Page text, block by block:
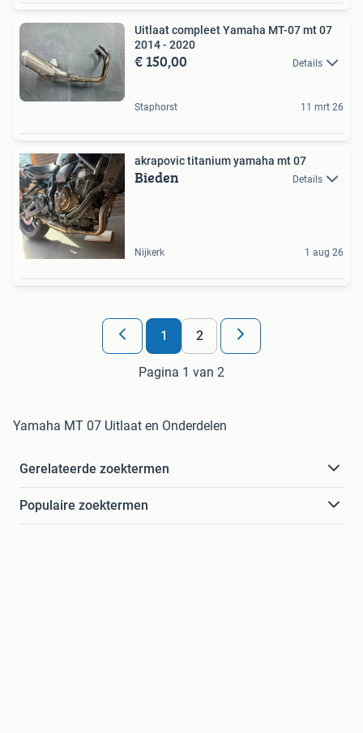
Uitlaat compleet Yamaha MT-07 mt 07
2014 - 2020
€ 150,00 Details
Staphorst 11 mrt 26
akrapovic titanium yamaha mt 07
Bieden Details
Nijkerk 1 aug 26
1 2
Pagina 1 van 2
Yamaha MT 07 Uitlaat en Onderdelen
Gerelateerde zoektermen
Populaire zoektermen